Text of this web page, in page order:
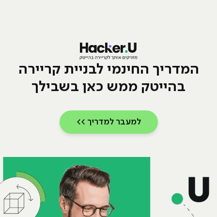
המדריך החינמי לבניית קריירה
בהייטק ממש כאן בשבילך
למעבר למדריך >>